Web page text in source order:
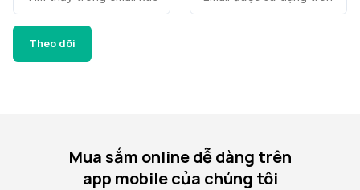
Theo dõi
Mua sắm online dễ dàng trên
app mobile của chúng tôi